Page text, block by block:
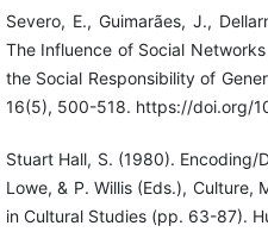
Severo, E., Guimarães, J.,
The Influence of Social
the Social Responsibility of
16(5), 500-518. https://doi.org/
Stuart Hall, S. (1980). Encoding/
Lowe, & P. Willis (Eds.), Culture,
in Cultural Studies (pp. 63-87).